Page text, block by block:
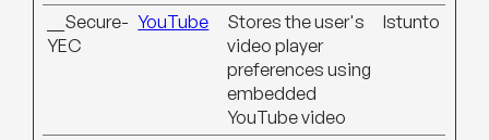
__Secure-
YEC
YouTube
Stores the user's
video player
preferences using
embedded
YouTube video
Istunto